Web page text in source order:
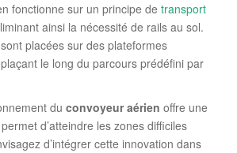
fonctionne sur un principe de transport
ainsi la nécessité de rails au sol.
placées sur des plateformes
le long du parcours prédéfini par
du convoyeur aérien offre une
d’atteindre les zones difficiles
d’intégrer cette innovation dans